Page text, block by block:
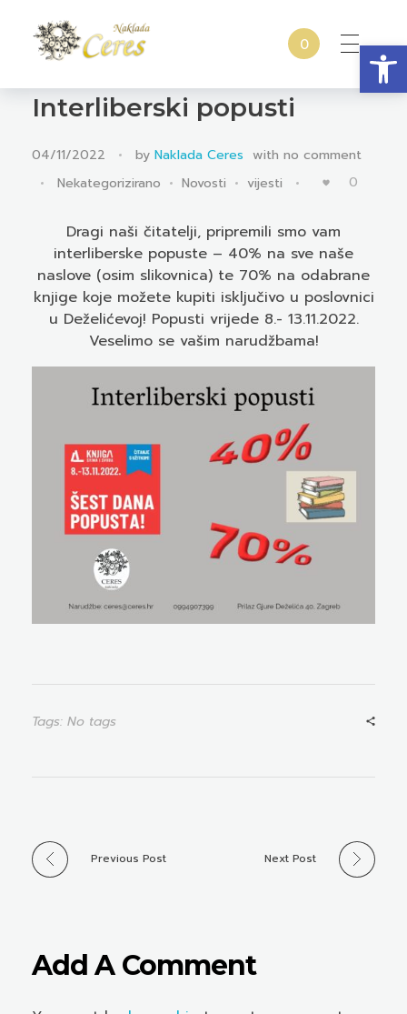
0
Interliberski popusti
04/11/2022 by Naklada Ceres with no comment
Nekategorizirano
Novosti vijesti 0
Dragi naši čitatelji, pripremili smo vam
interliberske popuste – 40% na sve naše
naslove (osim slikovnica) te 70% na odabrane
knjige koje možete kupiti isključivo u poslovnici
u Deželićevoj! Popusti vrijede 8.- 13.11.2022.
Veselimo se vašim narudžbama!
Tags: No tags
Previous Post Next Post
Add A Comment